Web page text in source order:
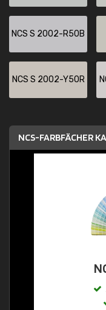
NCS S 2002-R50B
NCS S 2002-Y50R
NCS-FARBFÄCHER